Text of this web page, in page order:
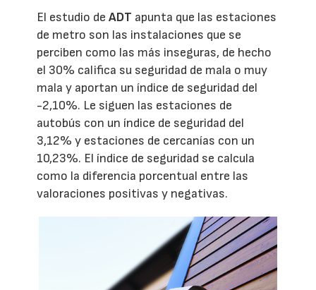
El estudio deADT apunta que las estaciones
de metro son las instalaciones que se
perciben como las más inseguras, de hecho
el 30% califica su seguridad de mala o muy
mala y aportan un índice de seguridad del
-2,10%. Le siguen las estaciones de
autobús con un índice de seguridad del
3,12% y estaciones de cercanías con un
10,23%. El índice de seguridad se calcula
como la diferencia porcentual entre las
valoraciones positivas y negativas.